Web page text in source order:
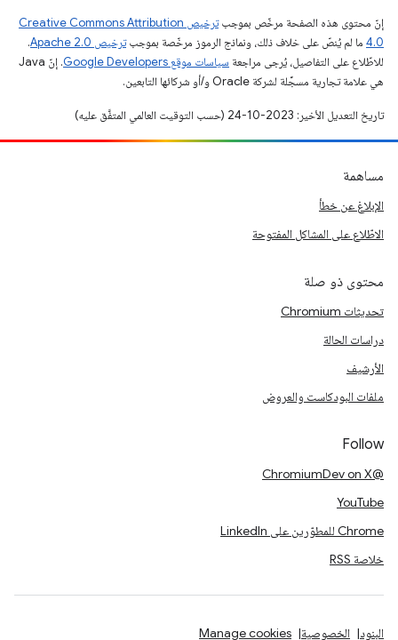
إنّ محتوى هذه الصفحة مرخّص بموجب
ترخيص Creative Commons Attribution
4.0‏ ما لم يُنصّ على خلاف ذلك، ونماذج الرموز مرخّصة بموجبترخيص Apache 2.0‏
.
للاطّلاع على التفاصيل، يُرجى مراجعة سياسات موقع Google Developers‏
. إنّ Java
هي علامة تجارية مسجَّلة لشركة Oracle و/أو شركائها التابعين.
تاريخ التعديل الأخير: 2023-10-24 (حسب التوقيت العالمي المتفَّق عليه)
مساهمة
الإبلاغ عن خطأ
الاطّلاع على المشاكل المفتوحة
محتوى ذو صلة
تحديثات Chromium
دراسات الحالة
الأرشيف
ملفات البودكاست والعروض
Follow
@ChromiumDev on X
YouTube
Chrome للمطوّرين على LinkedIn
خلاصة RSS
البنود الخصوصية Manage cookies